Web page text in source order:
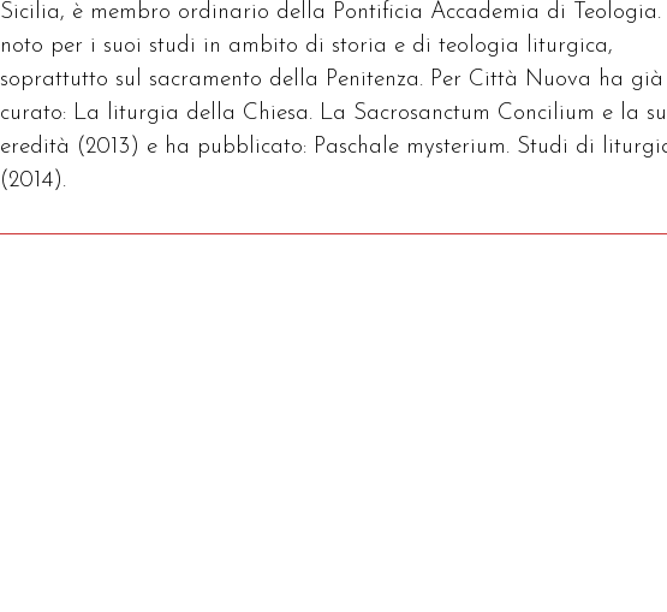
Sicilia, è membro ordinario della Pontificia Accademia di Teologia.
noto per i suoi studi in ambito di storia e di teologia liturgica,
soprattutto sul sacramento della Penitenza. Per Città Nuova ha già
curato: La liturgia della Chiesa. La Sacrosanctum Concilium e la
eredità (2013) e ha pubblicato: Paschale mysterium. Studi di
(2014).